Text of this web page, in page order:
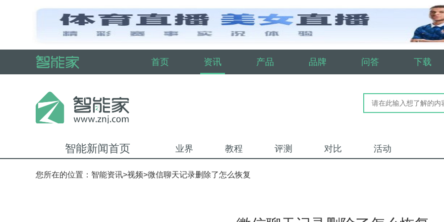
首页 资讯 产品 品牌 问答 下载
智能新闻首页 业界 教程 评测 对比 活动
您所在的位置： 智能资讯>视频>微信聊天记录删除了怎么恢复